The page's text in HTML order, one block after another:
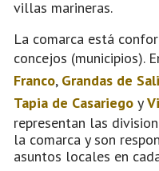
villas marineras.
La comarca está
concejos (municipios).
Franco, Grandas de
Tapia de Casariego y
representan las
la comarca y son
asuntos locales en